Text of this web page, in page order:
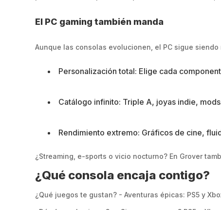
El PC gaming también manda
Aunque las consolas evolucionen, el PC sigue siendo
Personalización total: Elige cada
Catálogo infinito: Triple A, joyas indie,
Rendimiento extremo: Gráficos de cine,
¿Streaming, e-sports o vicio nocturno? En Grover
¿Qué consola encaja contigo?
¿Qué juegos te gustan? - Aventuras épicas: PS5 y